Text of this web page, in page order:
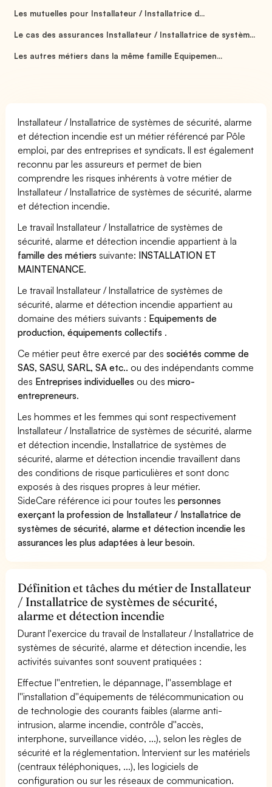
Les mutuelles pour Installateur / Installatrice d...
Le cas des assurances Installateur / Installatrice de systèm...
Les autres métiers dans la même famille Equipemen...
Installateur / Installatrice de systèmes de sécurité, alarme
et détection incendie est un métier référencé par Pôle
emploi, par des entreprises et syndicats. Il est également
reconnu par les assureurs et permet de bien
comprendre les risques inhérents à votre métier de
Installateur / Installatrice de systèmes de sécurité, alarme
et détection incendie.
Le travail Installateur / Installatrice de systèmes de
sécurité, alarme et détection incendie appartient à la
famille des métiers suivante: INSTALLATION ET
MAINTENANCE.
Le travail Installateur / Installatrice de systèmes de
sécurité, alarme et détection incendie appartient au
domaine des métiers suivants : Equipements de
production, équipements collectifs .
Ce métier peut être exercé par dessociétés comme de
SAS, SASU, SARL, SA etc.. ou des indépendants comme
des Entreprises individuelles ou desmicro-
entrepreneurs.
Les hommes et les femmes qui sont respectivement
Installateur / Installatrice de systèmes de sécurité, alarme
et détection incendie, Installatrice de systèmes de
sécurité, alarme et détection incendie travaillent dans
des conditions de risque particulières et sont donc
exposés à des risques propres à leur métier.
SideCare référence ici pour toutes lespersonnes
exerçant la profession de Installateur / Installatrice de
systèmes de sécurité, alarme et détection incendie les
assurances les plus adaptées à leur besoin.
Définition et tâches du métier de Installateur
/ Installatrice de systèmes de sécurité,
alarme et détection incendie
Durant l'exercice du travail de Installateur / Installatrice de
systèmes de sécurité, alarme et détection incendie, les
activités suivantes sont souvent pratiquées :
Effectue l''entretien, le dépannage, l''assemblage et
l''installation d''équipements de télécommunication ou
de technologie des courants faibles (alarme anti-
intrusion, alarme incendie, contrôle d''accès,
interphone, surveillance vidéo, ...), selon les règles de
sécurité et la réglementation. Intervient sur les matériels
(centraux téléphoniques, ...), les logiciels de
configuration ou sur les réseaux de communication.